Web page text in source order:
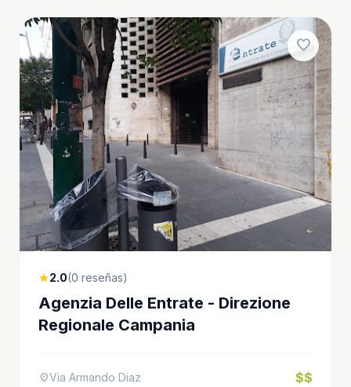
favorite
star2.0(0 reseñas)
Agenzia Delle Entrate - Direzione
Regionale Campania
location_onVia Armando Diaz $$